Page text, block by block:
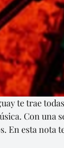
te trae
Con una
En esta nota